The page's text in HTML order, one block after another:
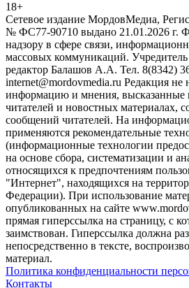
18+
Сетевое издание МордовМедиа,
№ ФС77-90710 выдано 21.01.2026 г.
надзору в сфере связи,
массовых коммуникаций.
редактор Балашов А.А. Тел. 8(8342)
internet@mordovmedia.ru Редакция не
информацию и мнения, высказанные
читателей и новостных материалах,
сообщений читателей. На
применяются рекомендательные
(информационные технологии
на основе сбора, систематизации и
относящихся к предпочтениям
"Интернет", находящихся на
Федерации). При использование
опубликованных на сайте
прямая гиперссылка на страницу, с
заимствован. Гиперссылка должна
непосредственно в тексте,
материал.
Политика конфиденциальности
Контакты